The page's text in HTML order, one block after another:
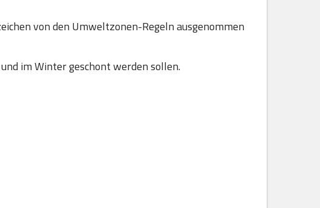
von den Umweltzonen-Regeln ausgenommen
im Winter geschont werden sollen.